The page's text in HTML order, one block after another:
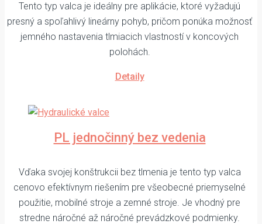
Tento typ valca je ideálny pre aplikácie, ktoré vyžadujú
presný a spoľahlivý lineárny pohyb, pričom ponúka možnosť
jemného nastavenia tlmiacich vlastností v koncových
polohách.
Detaily
PL jednočinný bez vedenia
Vďaka svojej konštrukcii bez tlmenia je tento typ valca
cenovo efektívnym riešením pre všeobecné priemyselné
použitie, mobilné stroje a zemné stroje. Je vhodný pre
stredne náročné až náročné prevádzkové podmienky.